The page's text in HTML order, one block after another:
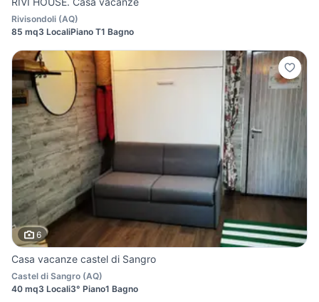
Rivisondoli (AQ)
85 mq3 LocaliPiano T1 Bagno
6
Casa vacanze castel di Sangro
Castel di Sangro (AQ)
40 mq3 Locali3° Piano1 Bagno